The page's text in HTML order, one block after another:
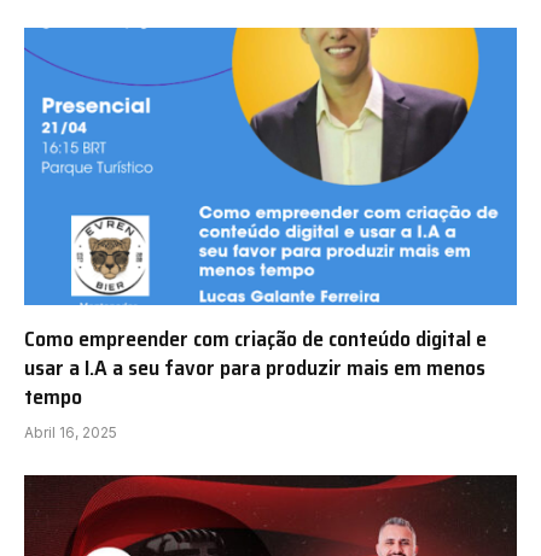
Como empreender com criação de conteúdo digital e
usar a I.A a seu favor para produzir mais em menos
tempo
Abril 16, 2025